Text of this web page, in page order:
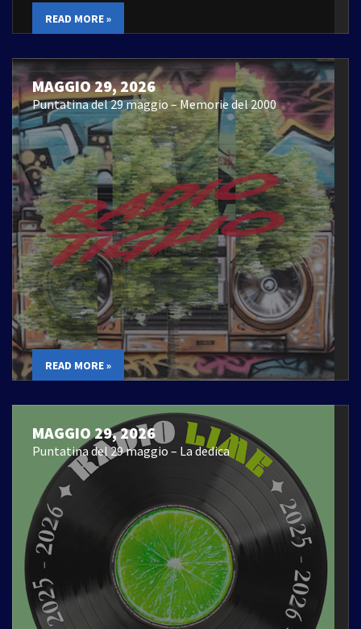
READ MORE »
MAGGIO 29, 2026
Puntatina del 29 maggio – Memorie del 2000
READ MORE »
MAGGIO 29, 2026
Puntatina del 29 maggio – La dedica